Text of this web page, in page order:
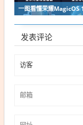
发表评论